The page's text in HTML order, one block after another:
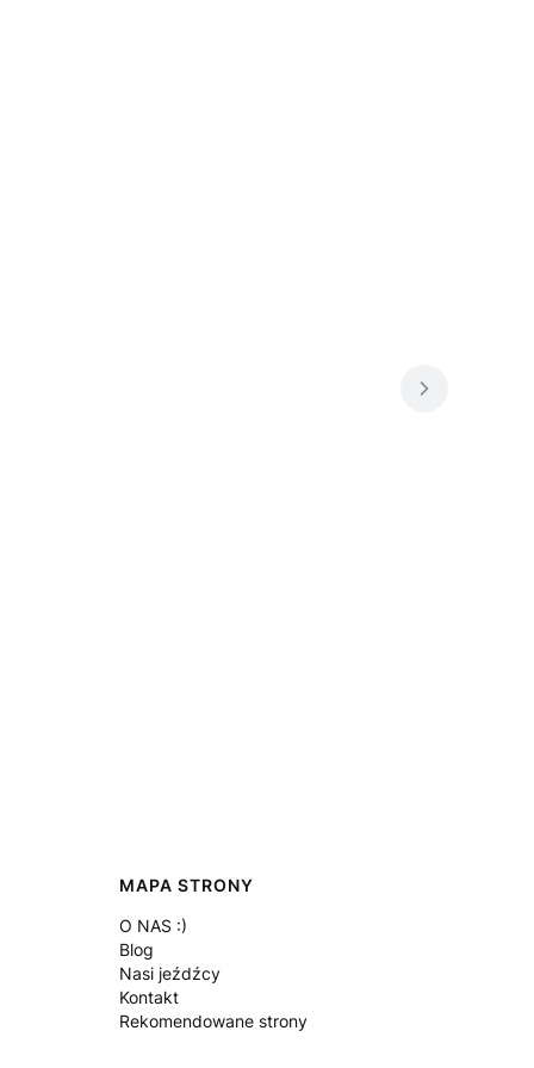
MAPA STRONY
O NAS :)
Blog
Nasi jeźdźcy
Kontakt
Rekomendowane strony